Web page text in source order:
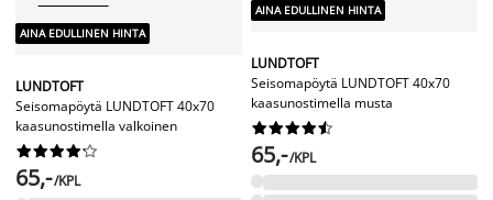
AINA EDULLINEN HINTA
LUNDTOFT
Seisomapöytä LUNDTOFT 40x70
kaasunostimella valkoinen






65,-/KPL
AINA EDULLINEN HINTA
LUNDTOFT
Seisomapöytä LUNDTOFT 40x70
kaasunostimella musta






65,-/KPL